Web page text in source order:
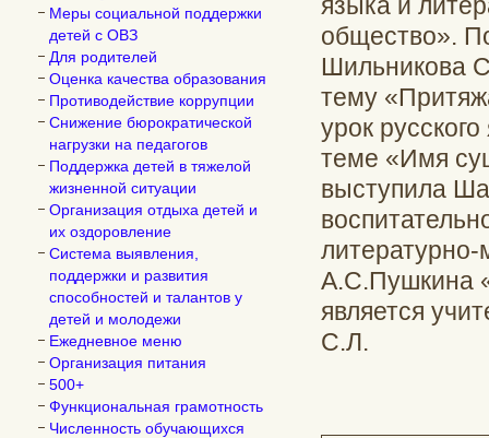
Меры социальной поддержки
детей с ОВЗ
Для родителей
Оценка качества образования
Противодействие коррупции
Снижение бюрократической
нагрузки на педагогов
Поддержка детей в тяжелой
жизненной ситуации
Организация отдыха детей и
их оздоровление
Система выявления,
поддержки и развития
способностей и талантов у
детей и молодежи
Ежедневное меню
Организация питания
500+
Функциональная грамотность
Численность обучающихся
общество».
Шильникова
тему
урок
теме «Имя
выступила
А.С.Пушкина
является
С.Л.